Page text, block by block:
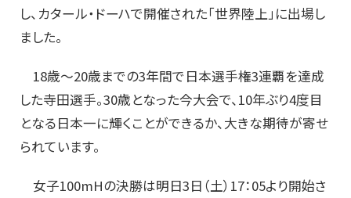
し、カタール・ドーハで開催された「世界陸上」に出場し
ました。
18歳〜20歳までの3年間で日本選手権3連覇を達成
した寺田選手。30歳となった今大会で、10年ぶり4度目
となる日本一に輝くことができるか、大きな期待が寄せ
られています。
女子100mHの決勝は明日3日（土）17：05より開始さ